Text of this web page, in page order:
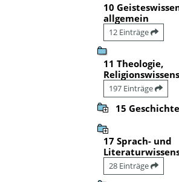
10
allgemein
12 Einträge
11 Theologie,
197 Einträge
15 Geschichte
17 Sprach- und
28 Einträge